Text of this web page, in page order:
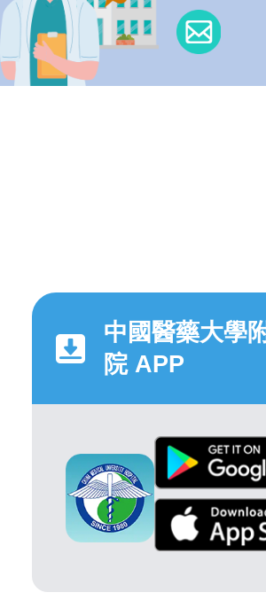
中國醫藥大學
院 APP